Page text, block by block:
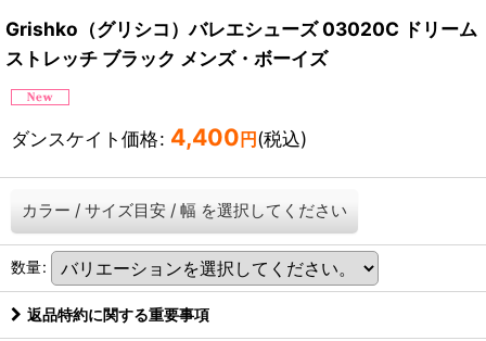
Grishko（グリシコ）バレエシューズ 03020C ドリーム
ストレッチ ブラック メンズ・ボーイズ
ダンスケイト価格: 4,400 円 (税込)
カラー / サイズ目安 / 幅 を選択してください
数量:
返品特約に関する重要事項